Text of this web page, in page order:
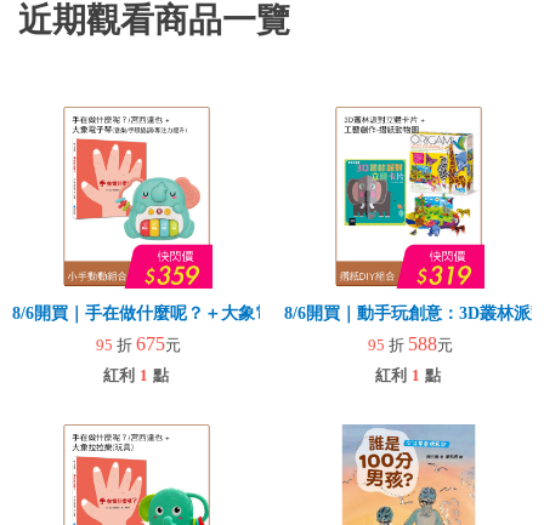
近期觀看商品一覽
8/6開買｜手在做什麼呢？＋大象電子琴
95 折 675元
紅利 1 點
8/6開買｜動手玩創意：3D叢林派
95 折 588元
紅利 1 點